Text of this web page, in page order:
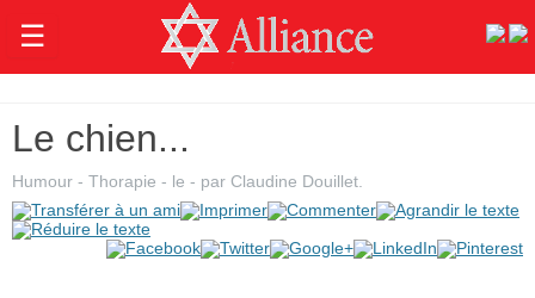
☰
Judaïsme
Magazine
Sorties
Le chien...
Humour - Thorapie - le - par Claudine Douillet